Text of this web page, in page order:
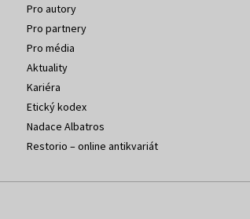
Pro autory
Pro partnery
Pro média
Aktuality
Kariéra
Etický kodex
Nadace Albatros
Restorio – online antikvariát